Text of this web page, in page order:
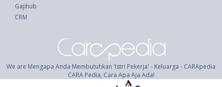
Gajihub
CRM
We are Mengapa Anda Membutuhkan 'Istri Pekerja' - Keluarga - CARApedia
CARA Pedia, Cara Apa Aja Ada!